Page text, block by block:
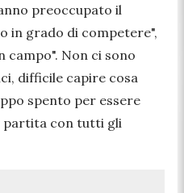
preoccupato il
in grado di competere",
campo". Non ci sono
difficile capire cosa
spento per essere
partita con tutti gli